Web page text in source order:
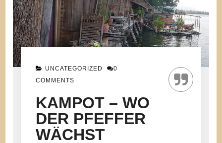
UNCATEGORIZED
0
COMMENTS
KAMPOT – WO
DER PFEFFER
WÄCHST